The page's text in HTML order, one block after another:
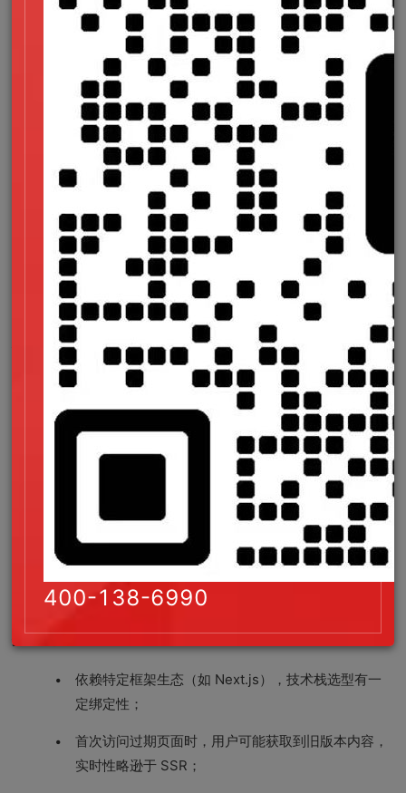
长会显著上升；
内容更新需要重新构建部署，实时性较差，不适合高
频变动的内容场景；
动态个性化内容支持薄弱，用户定制化展示需依赖客
户端二次请求。
3. 增量静态再生成（ISR）：静态性能与动态更新的平衡
ISR 是在 SSG 基础上发展出的进阶方案，它保留了静态预渲染
的核心优势，同时引入了 "后台再生成" 机制：页面首次构建为
静态文件，当设定的有效期到期或触发更新条件时，服务器在后
台静默重新渲染该页面并替换旧文件，访问用户始终获取静态版
技术优势：
兼顾 SSG 的访问性能与 SSR 的内容更新能力，无需
全量重新构建；
访问请求始终命中静态文件，服务器压力远低于
支持按页面粒度配置更新策略，不同栏目可设置不同
的再生周期；
构建时长可控，新增页面无需全量重建，适合页面规
模持续增长的站点。
技术局限：
依赖特定框架生态（如 Next.js），技术栈选型有一
定绑定性；
首次访问过期页面时，用户可能获取到旧版本内容，
实时性略逊于 SSR；
400-138-6990